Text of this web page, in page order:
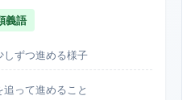
義語
しずつ進める様子
追って進めること